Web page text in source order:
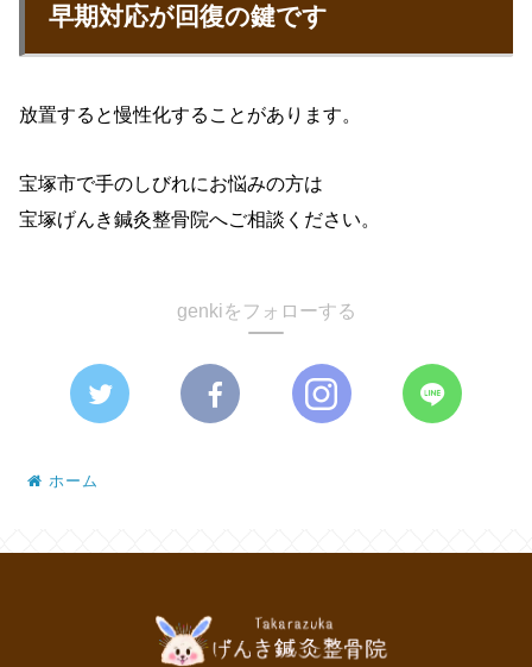
早期対応が回復の鍵です
放置すると慢性化することがあります。
宝塚市で手のしびれにお悩みの方は
宝塚げんき鍼灸整骨院へご相談ください。
genkiをフォローする
ホーム